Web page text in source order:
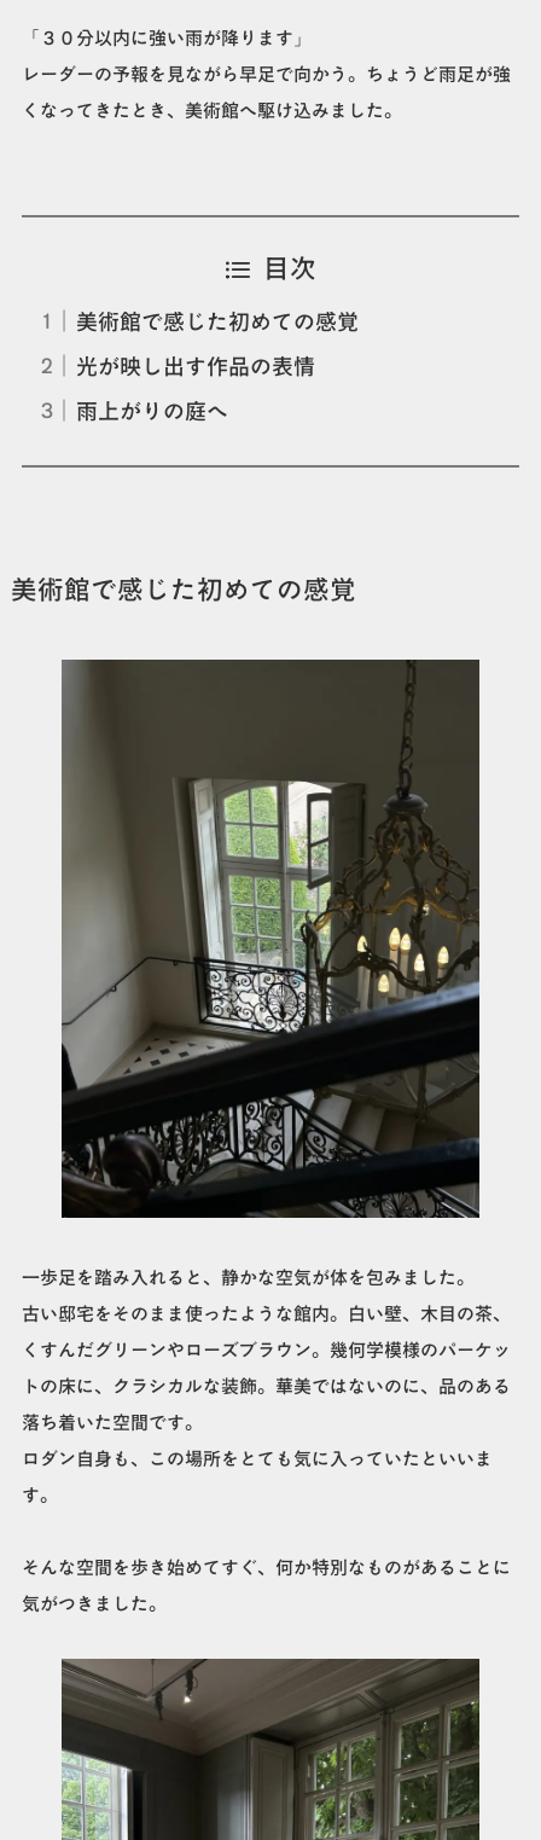
「３０分以内に強い雨が降ります」
レーダーの予報を見ながら早足で向かう。ちょうど雨足が強
くなってきたとき、美術館へ駆け込みました。
目次
美術館で感じた初めての感覚
光が映し出す作品の表情
雨上がりの庭へ
美術館で感じた初めての感覚
一歩足を踏み入れると、静かな空気が体を包みました。
古い邸宅をそのまま使ったような館内。白い壁、木目の茶、
くすんだグリーンやローズブラウン。幾何学模様のパーケッ
トの床に、クラシカルな装飾。華美ではないのに、品のある
落ち着いた空間です。
ロダン自身も、この場所をとても気に入っていたといいま
す。
そんな空間を歩き始めてすぐ、何か特別なものがあることに
気がつきました。